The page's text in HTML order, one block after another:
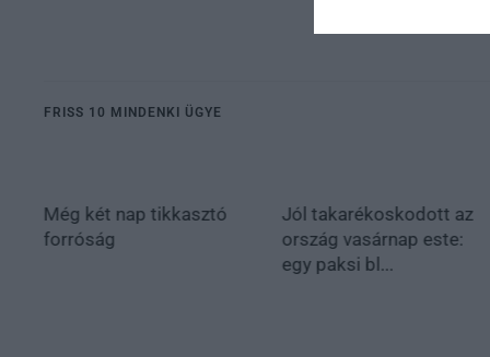
FRISS 10 MINDENKI ÜGYE
Még két nap tikkasztó
forróság
Jól takarékoskodott az
ország vasárnap este:
egy paksi bl...